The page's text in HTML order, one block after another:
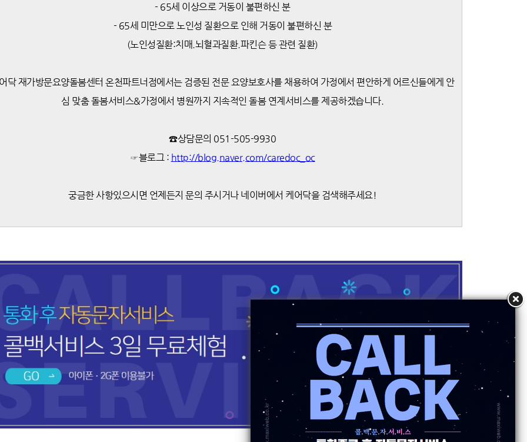
- 65세 이상으로 거동이 불편하신 분
- 65세 미만으로 노인성 질환으로 인해 거동이 불편하신 분
(노인성질환:치매.뇌혈과질환.파킨슨 등 관련 질환)
닥 재가방문요양돌봄센터 온천파트너점에서는 검증된 전문 요양보호사를 채용하여 가정에서 편안하게 어르신들에게 안
심 맞춤 돌봄서비스&가정에서 병원까지 지속적인 돌봄 연계서비스를 제공하겠습니다.
☎상담문의 051-505-9930
☞블로그 : http://blog.naver.com/caredoc_oc
궁금한 사항있으시면 언제든지 문의 주시거나 네이버에서 케어닥을 검색해주세요!